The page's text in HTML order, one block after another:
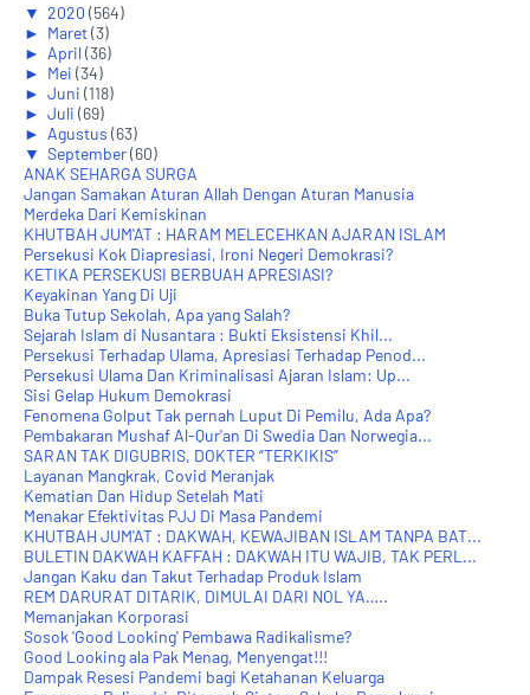
▼ 2020 (564)
► Maret(3)
► April(36)
► Mei (34)
► Juni (118)
► Juli (69)
► Agustus (63)
▼ September(60)
ANAK SEHARGA SURGA
Jangan Samakan Aturan Allah Dengan Aturan Manusia
Merdeka Dari Kemiskinan
KHUTBAH JUM'AT : HARAM MELECEHKAN AJARAN ISLAM
Persekusi Kok Diapresiasi, Ironi Negeri Demokrasi?
KETIKA PERSEKUSI BERBUAH APRESIASI?
Keyakinan Yang Di Uji
Buka Tutup Sekolah, Apa yang Salah?
Sejarah Islam di Nusantara : Bukti Eksistensi Khil...
Persekusi Terhadap Ulama, Apresiasi Terhadap Penod...
Persekusi Ulama Dan Kriminalisasi Ajaran Islam: Up...
Sisi Gelap Hukum Demokrasi
Fenomena Golput Tak pernah Luput Di Pemilu, Ada Apa?
Pembakaran Mushaf Al-Qur'an Di Swedia Dan Norwegia...
SARAN TAK DIGUBRIS, DOKTER “TERKIKIS”
Layanan Mangkrak, Covid Meranjak
Kematian Dan Hidup Setelah Mati
Menakar Efektivitas PJJ Di Masa Pandemi
KHUTBAH JUM'AT : DAKWAH, KEWAJIBAN ISLAM TANPA BAT...
BULETIN DAKWAH KAFFAH : DAKWAH ITU WAJIB, TAK PERL...
Jangan Kaku dan Takut Terhadap Produk Islam
REM DARURAT DITARIK, DIMULAI DARI NOL YA…..
Memanjakan Korporasi
Sosok 'Good Looking' Pembawa Radikalisme?
Good Looking ala Pak Menag, Menyengat!!!
Dampak Resesi Pandemi bagi Ketahanan Keluarga